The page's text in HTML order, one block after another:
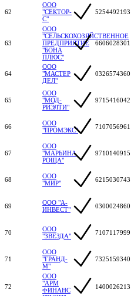
62
ООО
"СЕКТОР-
С"
5254492193
63
ООО
"СЕЛЬСКОХОЗЯЙСТВЕННОЕ
ПРЕДПРИЯТИЕ
"БОНА
ПЛЮС"
6606028301
64
ООО
"МАСТЕР
ДЕЛ"
0326574360
65
ООО
"МОД-
РИЭЛТИ"
9715416042
66
ООО
"ПРОМЭКС"
7107056961
67
ООО
"МАРЬИНА
РОЩА"
9710140915
68
ООО
"МИР"
6215030743
69
ООО "А-
ИНВЕСТ"
0300024860
70
ООО
"ЗВЕЗДА"
7107117999
71
ООО
"ГРАНД-
М"
7325159340
72
ООО
"АРМ
ФИНАНС
1400026213